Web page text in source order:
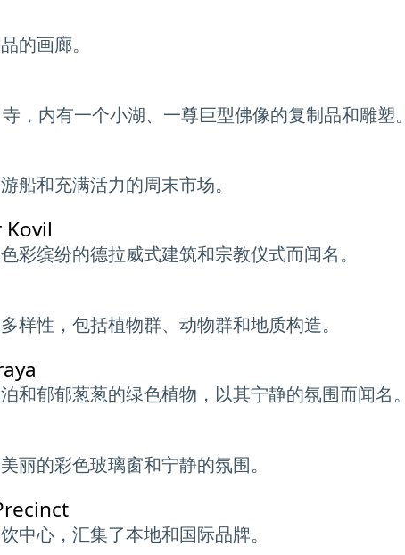
的画廊。
，内有一个小湖、一尊巨型佛像的复制品和雕塑。
船和充满活力的周末市场。
彩缤纷的德拉威式建筑和宗教仪式而闻名。
样性，包括植物群、动物群和地质构造。
和郁郁葱葱的绿色植物，以其宁静的氛围而闻名。
丽的彩色玻璃窗和宁静的氛围。
中心，汇集了本地和国际品牌。